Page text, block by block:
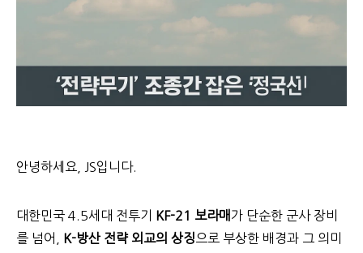
안녕하세요, JS입니다.
대한민국 4.5세대 전투기 KF-21 보라매 가 단순한 군사 장비
를 넘어,
K-방산 전략 외교의 상징으로 부상한 배경과 그 의미